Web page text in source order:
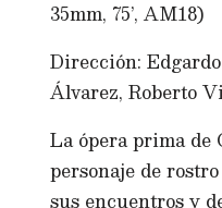
35mm, 75’, AM18)
Dirección:
Álvarez, Roberto
La ópera prima de
personaje de
sus encuentros y